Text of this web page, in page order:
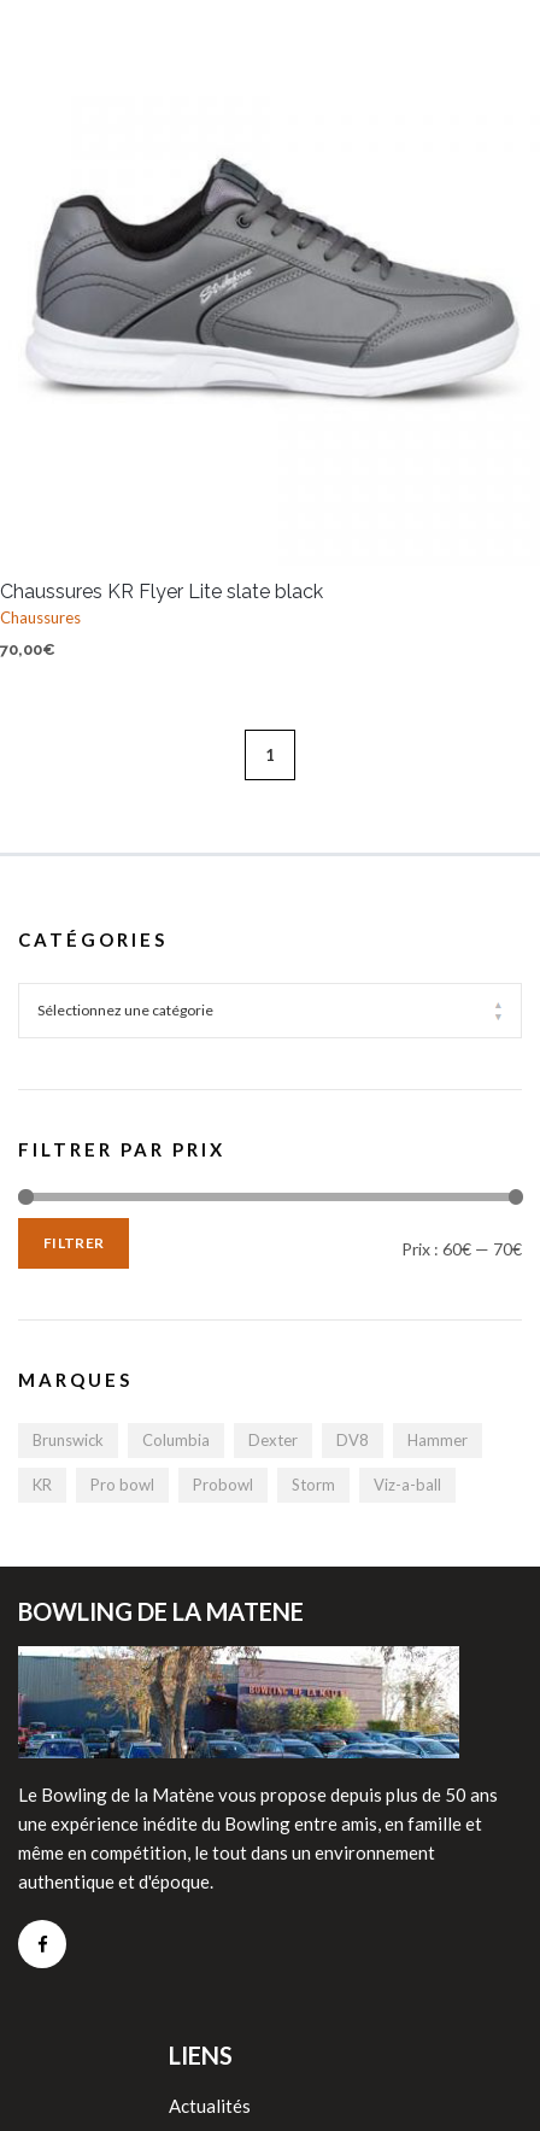
Chaussures KR Flyer Lite slate black
Chaussures
70,00€
1
CATÉGORIES
FILTRER PAR PRIX
FILTRER Prix : 60€ — 70€
MARQUES
Brunswick Columbia Dexter DV8 Hammer
KR Pro bowl Probowl Storm Viz-a-ball
BOWLING DE LA MATENE
Le Bowling de la Matène vous propose depuis plus de 50 ans
une expérience inédite du Bowling entre amis, en famille et
même en compétition, le tout dans un environnement
authentique et d'époque.
LIENS
Actualités